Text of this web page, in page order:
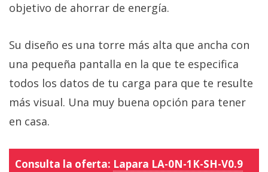
objetivo de ahorrar de energía.
Su diseño es una torre más alta que ancha con
una pequeña pantalla en la que te especifica
todos los datos de tu carga para que te resulte
más visual. Una muy buena opción para tener
en casa.
Consulta la oferta: Lapara LA-0N-1K-SH-V0.9